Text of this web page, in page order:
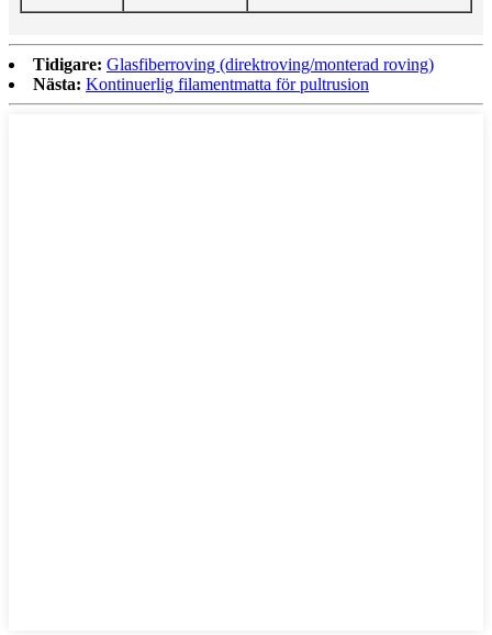
Tidigare: Glasfiberroving (direktroving/monterad roving)
Nästa: Kontinuerlig filamentmatta för pultrusion